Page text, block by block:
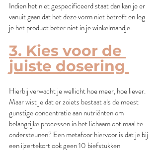
Indien het niet gespecificeerd staat dan kan je er
vanuit gaan dat het deze vorm niet betreft en leg
je het product beter niet in je winkelmandje.
3. Kies voor de
juiste dosering
Hierbij verwacht je wellicht hoe meer, hoe liever.
Maar wist je dat er zoiets bestaat als de meest
gunstige concentratie aan nutriënten om
belangrijke processen in het lichaam optimaal te
ondersteunen? Een metafoor hiervoor is dat je bij
een ijzertekort ook geen 10 biefstukken